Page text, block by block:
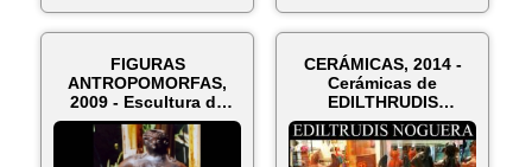
FIGURAS
ANTROPOMORFAS,
2009 - Escultura de
Cerámica de
EDILTHUDIS...
CERÁMICAS, 2014 -
Cerámicas de
EDILTHRUDIS
NOGUERA